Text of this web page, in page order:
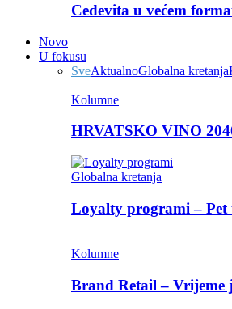
Cedevita u većem
Novo
U fokusu
SveAktualnoGlobalna kretanja
Kolumne
HRVATSKO VINO
Globalna kretanja
Loyalty programi –
Kolumne
Brand Retail –